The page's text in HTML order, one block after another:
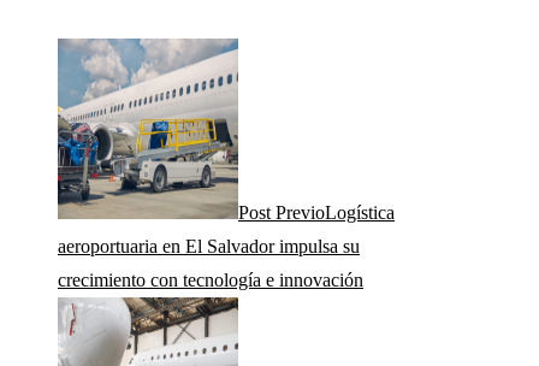
Post PrevioLogística
aeroportuaria en El Salvador impulsa su
crecimiento con tecnología e innovación